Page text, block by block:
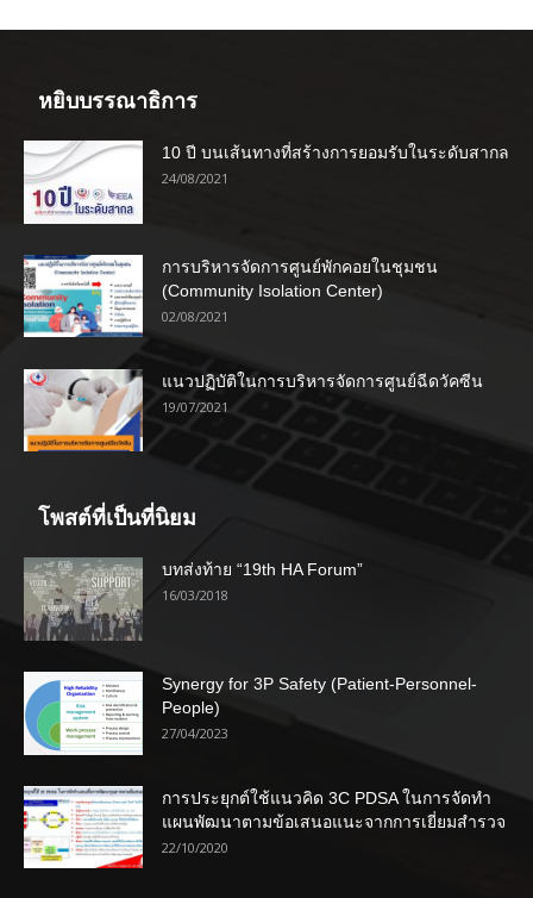
หยิบบรรณาธิการ
10 ปี บนเส้นทางที่สร้างการยอมรับในระดับสากล
24/08/2021
การบริหารจัดการศูนย์พักคอยในชุมชน
(Community Isolation Center)
02/08/2021
แนวปฏิบัติในการบริหารจัดการศูนย์ฉีดวัคซีน
19/07/2021
โพสต์ที่เป็นที่นิยม
บทส่งท้าย “19th HA Forum”
16/03/2018
Synergy for 3P Safety (Patient-Personnel-
People)
27/04/2023
การประยุกต์ใช้แนวคิด 3C PDSA ในการจัดทำ
แผนพัฒนาตามข้อเสนอแนะจากการเยี่ยมสำรวจ
22/10/2020